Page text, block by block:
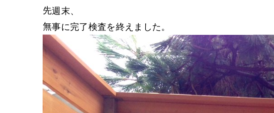
先週末、
無事に完了検査を終えました。